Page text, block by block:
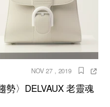
NOV 27 , 2019
勢〉DELVAUX 老靈魂